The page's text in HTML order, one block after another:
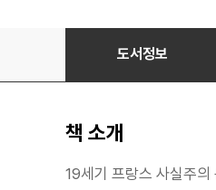
모파상의 목걸이
도서정보
책 소개
19세기 프랑스 사실주